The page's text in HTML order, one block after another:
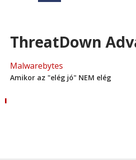
ThreatDown
Malwarebytes
Amikor az "elég jó" NEM elég